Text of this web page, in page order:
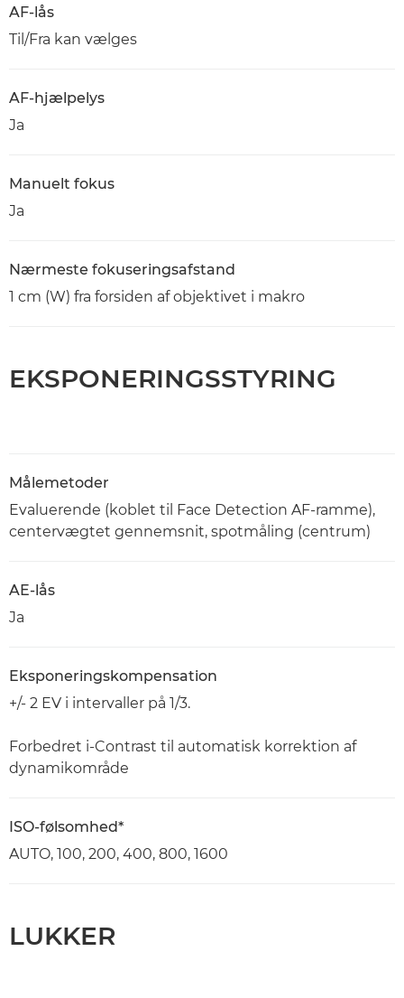
AF-lås
Til/Fra kan vælges
AF-hjælpelys
Ja
Manuelt fokus
Ja
Nærmeste fokuseringsafstand
1 cm (W) fra forsiden af objektivet i makro
EKSPONERINGSSTYRING
Målemetoder
Evaluerende (koblet til Face Detection AF-ramme),
centervægtet gennemsnit, spotmåling (centrum)
AE-lås
Ja
Eksponeringskompensation
+/- 2 EV i intervaller på 1/3.
Forbedret i-Contrast til automatisk korrektion af
dynamikområde
ISO-følsomhed*
AUTO, 100, 200, 400, 800, 1600
LUKKER